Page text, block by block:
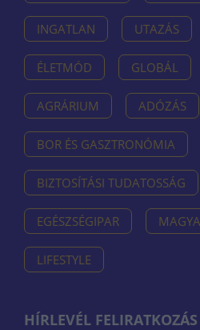
INGATLAN UTAZÁS
ÉLETMÓD GLOBÁL
AGRÁRIUM ADÓZÁS
BOR ÉS GASZTRONÓMIA
BIZTOSÍTÁSI TUDATOSSÁG
EGÉSZSÉGIPAR
LIFESTYLE
HÍRLEVÉL FELIRATKOZÁS